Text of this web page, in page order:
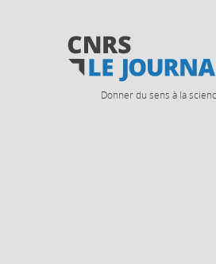
Donner du sens à la